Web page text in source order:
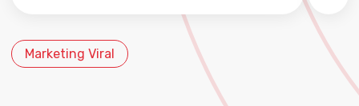
No hay sugerencias porque el campo de
Marketing Viral